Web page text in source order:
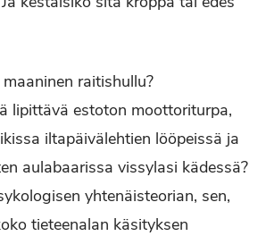
raitishullu?
lipittävä estoton moottoriturpa,
iltapäivälehtien lööpeissä ja
aulabaarissa vissylasi kädessä?
yhtenäisteorian, sen,
tieteenalan käsityksen